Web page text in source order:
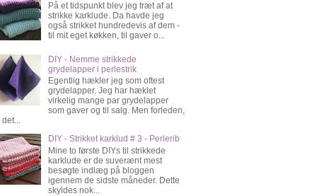
På et tidspunkt blev jeg træt af at
strikke karklude. Da havde jeg
også strikket hundredevis af dem -
til mit eget køkken, til gaver o...
DIY - Nemme strikkede
grydelapper i perlestrik
Egentlig hækler jeg som oftest
grydelapper. Jeg har hæklet
virkelig mange par grydelapper
som gaver og til salg. Men forleden,
det...
DIY - Strikket karklud # 3 - Perlerib
Mine to første DIYs til strikkede
karklude er de suverænt mest
besøgte indlæg på bloggen
igennem de sidste måneder. Dette
skyldes nok...